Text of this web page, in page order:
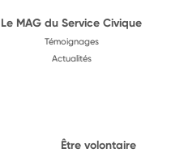
Le MAG du Service Civique
Témoignages
Actualités
Être volontaire